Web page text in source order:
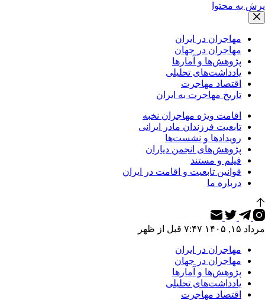
پرش به محتوا
مهاجران در ایران
مهاجران در جهان
پژوهش‌ها و آمارها
یادداشت‌های تحلیلی
اقتصاد مهاجرت
تاریخ مهاجرت به ایران
اقامت ویژه مهاجران نخبه
تابعیت فرزندان مادر ایرانی
رویدادها و نشست‌ها
پژوهش‌های انجمن دیاران
فیلم و مستند
قوانین تابعیت و اقامت در ایران
درباره ما
مرداد ۱۵, ۱۴۰۵ ۷:۴۷ قبل از ظهر
مهاجران در ایران
مهاجران در جهان
پژوهش‌ها و آمارها
یادداشت‌های تحلیلی
اقتصاد مهاجرت